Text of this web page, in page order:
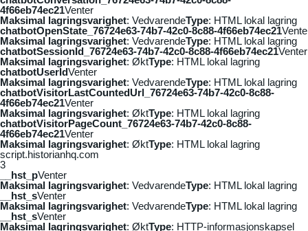
4f66eb74ec21Venter
Maksimal lagringsvarighet: VedvarendeType: HTML lokal lagring
chatbotOpenState_76724e63-74b7-42c0-8c88-4f66eb74ec21
Maksimal lagringsvarighet: VedvarendeType: HTML lokal lagring
chatbotSessionId_76724e63-74b7-42c0-8c88-4f66eb74ec21Venter
Maksimal lagringsvarighet: ØktType: HTML lokal lagring
chatbotUserIdVenter
Maksimal lagringsvarighet: VedvarendeType: HTML lokal lagring
chatbotVisitorLastCountedUrl_76724e63-74b7-42c0-8c88-
4f66eb74ec21Venter
Maksimal lagringsvarighet: ØktType: HTML lokal lagring
chatbotVisitorPageCount_76724e63-74b7-42c0-8c88-
4f66eb74ec21Venter
Maksimal lagringsvarighet: ØktType: HTML lokal lagring
script.historianhq.com
3
__hst_pVenter
Maksimal lagringsvarighet: VedvarendeType: HTML lokal lagring
__hst_sVenter
Maksimal lagringsvarighet: VedvarendeType: HTML lokal lagring
__hst_sVenter
Maksimal lagringsvarighet: ØktType: HTTP-informasjonskapsel